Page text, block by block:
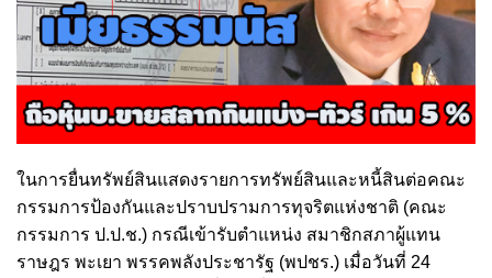
ในการยื่นทรัพย์สินแสดงรายการทรัพย์สินและหนี้สินต่อคณะ
กรรมการป้องกันและปราบปรามการทุจริตแห่งชาติ (คณะ
กรรมการ ป.ป.ช.) กรณีเข้ารับตำแหน่ง สมาชิกสภาผู้แทน
ราษฎร พะเยา พรรคพลังประชารัฐ (พปชร.) เมื่อวันที่ 24